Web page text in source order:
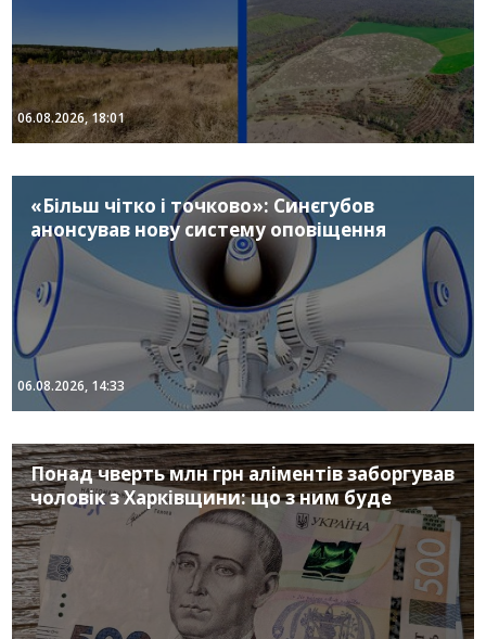
06.08.2026, 18:01
«Більш чітко і точково»: Синєгубов
анонсував нову систему оповіщення
06.08.2026, 14:33
Понад чверть млн грн аліментів заборгував
чоловік з Харківщини: що з ним буде